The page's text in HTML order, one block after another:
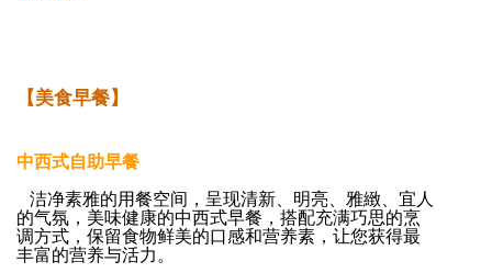
【美食早餐】
中西式自助早餐
洁净素雅的用餐空间，呈现清新、明亮、雅緻、宜人
的气氛，美味健康的中西式早餐，搭配充满巧思的烹
调方式，保留食物鲜美的口感和营养素，让您获得最
丰富的营养与活力。